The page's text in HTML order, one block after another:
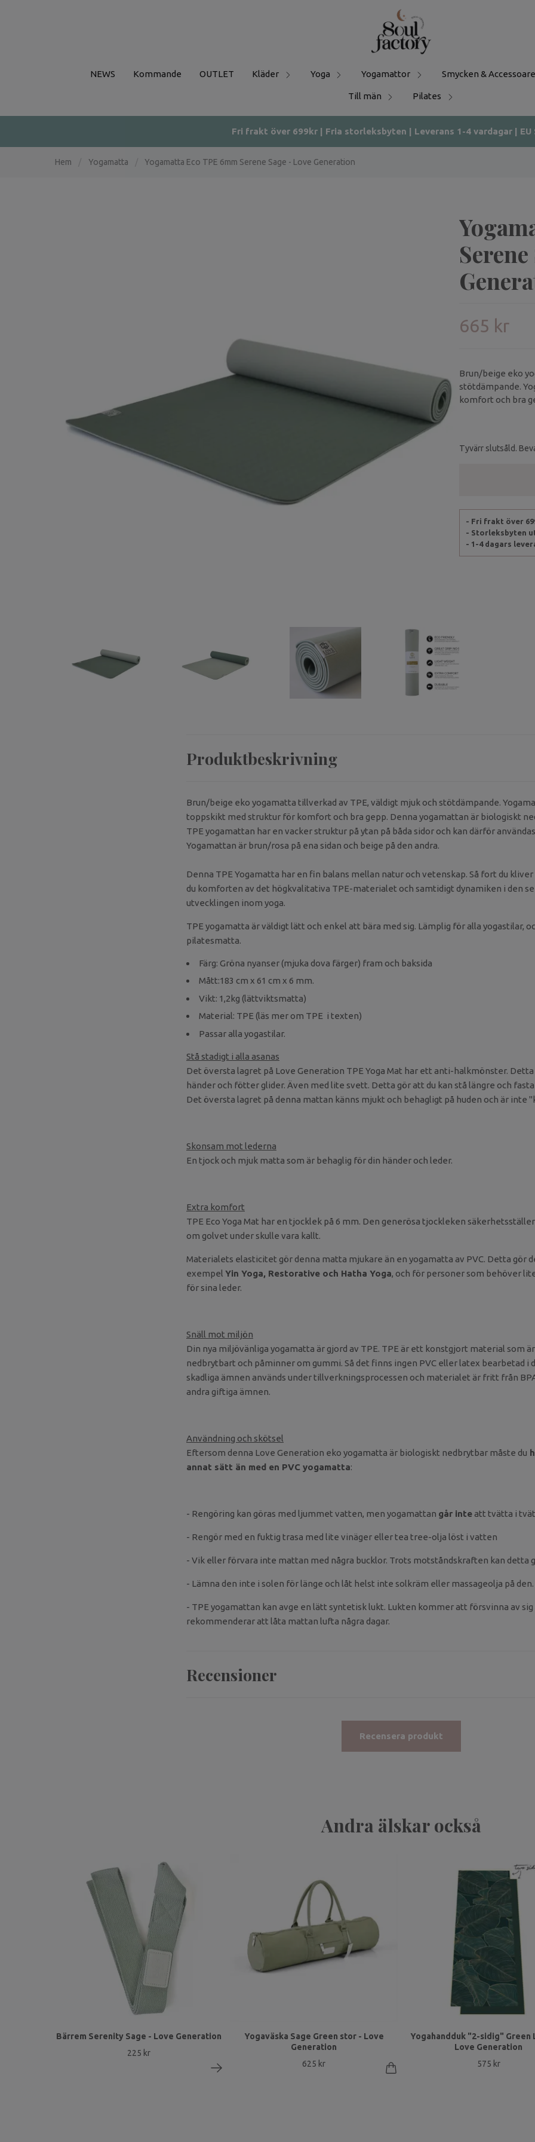
NEWS Kommande OUTLET Kläder Yoga Yogamattor Smycken &
Till män Pilates
Fri frakt över 699kr | Fria storleksbyten | Leverans 1-4 vardagar | EU
Hem Yogamatta Yogamatta Eco TPE 6mm Serene Sage - Love Generation
665 kr
Brun/beige eko
stötdämpande.
komfort och bra
Tyvärr slutsåld.
- Fri frakt över
- Storleksbyten
- 1-4 dagars
Produktbeskrivning
Brun/beige eko yogamatta tillverkad av TPE, väldigt mjuk och stötdämpande.
toppskikt med struktur för komfort och bra gepp. Denna yogamattan är biologiskt
TPE yogamattan har en vacker struktur på ytan på båda sidor och kan därför
Yogamattan är brun/rosa på ena sidan och beige på den andra.
Denna TPE Yogamatta har en fin balans mellan natur och vetenskap. Så fort du
du komforten av det högkvalitativa TPE-materialet och samtidigt dynamiken i den
utvecklingen inom yoga.
TPE yogamatta är väldigt lätt och enkel att bära med sig. Lämplig för alla yogastilar,
pilatesmatta.
Färg: Gröna nyanser (mjuka dova färger) fram och baksida
Mått:183 cm x 61 cm x 6 mm.
Vikt: 1,2kg (lättviktsmatta)
Material: TPE (läs mer om TPE i texten)
Passar alla yogastilar.
Stå stadigt i alla asanas
Det översta lagret på Love Generation TPE Yoga Mat har ett anti-halkmönster.
händer och fötter glider. Även med lite svett. Detta gör att du kan stå längre och
Det översta lagret på denna mattan känns mjukt och behagligt på huden och är inte
Skonsam mot lederna
En tjock och mjuk matta som är behaglig för din händer och leder.
Extra komfort
TPE Eco Yoga Mat har en tjocklek på 6 mm. Den generösa tjockleken
om golvet under skulle vara kallt.
Materialets elasticitet gör denna matta mjukare än en yogamatta av PVC. Detta gör
exempel Yin Yoga, Restorative och Hatha Yoga, och för personer som behöver
för sina leder.
Snäll mot miljön
Din nya miljövänliga yogamatta är gjord av TPE. TPE är ett konstgjort material som
nedbrytbart och påminner om gummi. Så det finns ingen PVC eller latex bearbetad i
skadliga ämnen används under tillverkningsprocessen och materialet är fritt från
andra giftiga ämnen.
Användning och skötsel
Eftersom denna Love Generation eko yogamatta är biologiskt nedbrytbar måste du
annat sätt än med en PVC yogamatta:
- Rengöring kan göras med ljummet vatten, men yogamattan går inte att tvätta i
- Rengör med en fuktig trasa med lite vinäger eller tea tree-olja löst i vatten
- Vik eller förvara inte mattan med några bucklor. Trots motståndskraften kan detta
- Lämna den inte i solen för länge och låt helst inte solkräm eller massageolja på den.
- TPE yogamattan kan avge en lätt syntetisk lukt. Lukten kommer att försvinna av sig
rekommenderar att låta mattan lufta några dagar.
Recensioner
Recensera produkt
Andra älskar också
Bärrem Serenity Sage - Love Generation
225 kr
Yogaväska Sage Green stor - Love
Generation
625 kr
Yogahandduk "2-sidig" Green
Love Generation
575 kr